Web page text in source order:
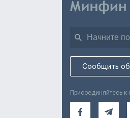
Сообщить
Присоединяйтесь к